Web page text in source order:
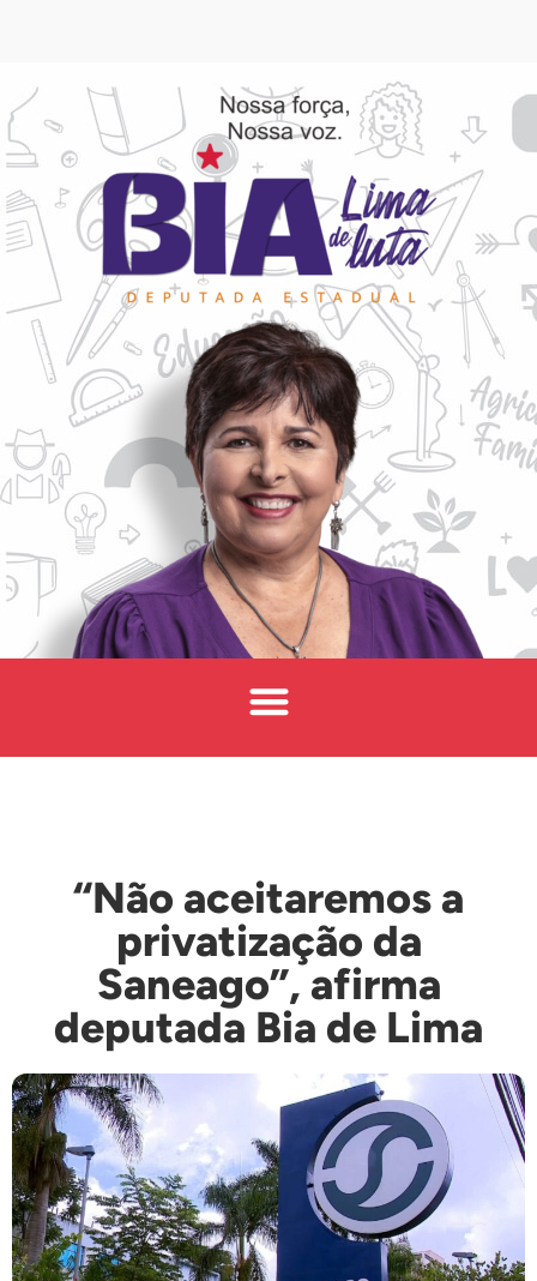
“Não aceitaremos a
privatização da
Saneago”, afirma
deputada Bia de Lima